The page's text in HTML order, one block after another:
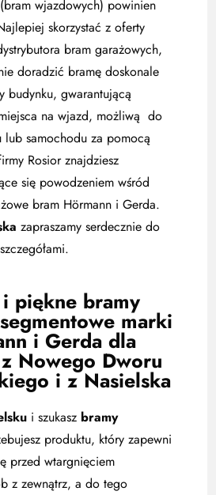
wjazdowych) powinien
skorzystać z oferty
bram garażowych,
doradzić bramę doskonale
budynku, gwarantującą
na wjazd, możliwą do
lub samochodu za pomocą
Rosior znajdziesz
się powodzeniem wśród
bram Hörmann i Gerda.
zapraszamy serdecznie do
i piękne bramy
marki
i Gerda dla
Nowego Dworu
i z Nasielska
i szukasz bramy
produktu, który zapewni
przed wtargnięciem
z zewnątrz, a do tego